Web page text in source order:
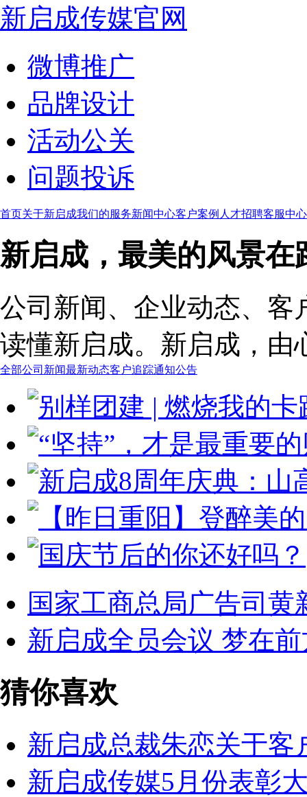
新启成传媒官网
微博推广
品牌设计
活动公关
问题投诉
首页关于新启成我们的服务新闻中心客户案例 人才招聘客服中心
新启成，最美的风景在
公司新闻、企业动态、客
读懂新启成。新启成，由
全部公司新闻最新动态客户追踪通知公告
国家工商总局广告司
新启成全员会议 梦在
猜你喜欢
新启成总裁朱恋关于客
新启成传媒5月份表彰